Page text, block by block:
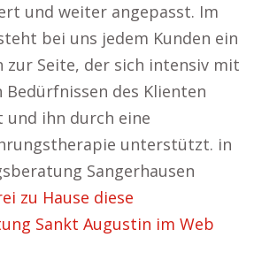
und weiter angepasst. Im
bei uns jedem Kunden ein
zur Seite, der sich intensiv mit
des Klienten
und ihn durch eine
unterstützt. in
Sangerhausen
zu Hause diese
Sankt Augustin im Web